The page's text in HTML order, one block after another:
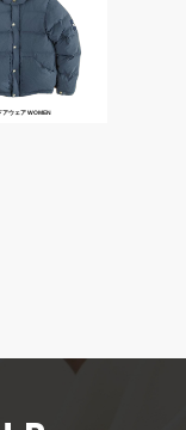
アウェア WOMEN